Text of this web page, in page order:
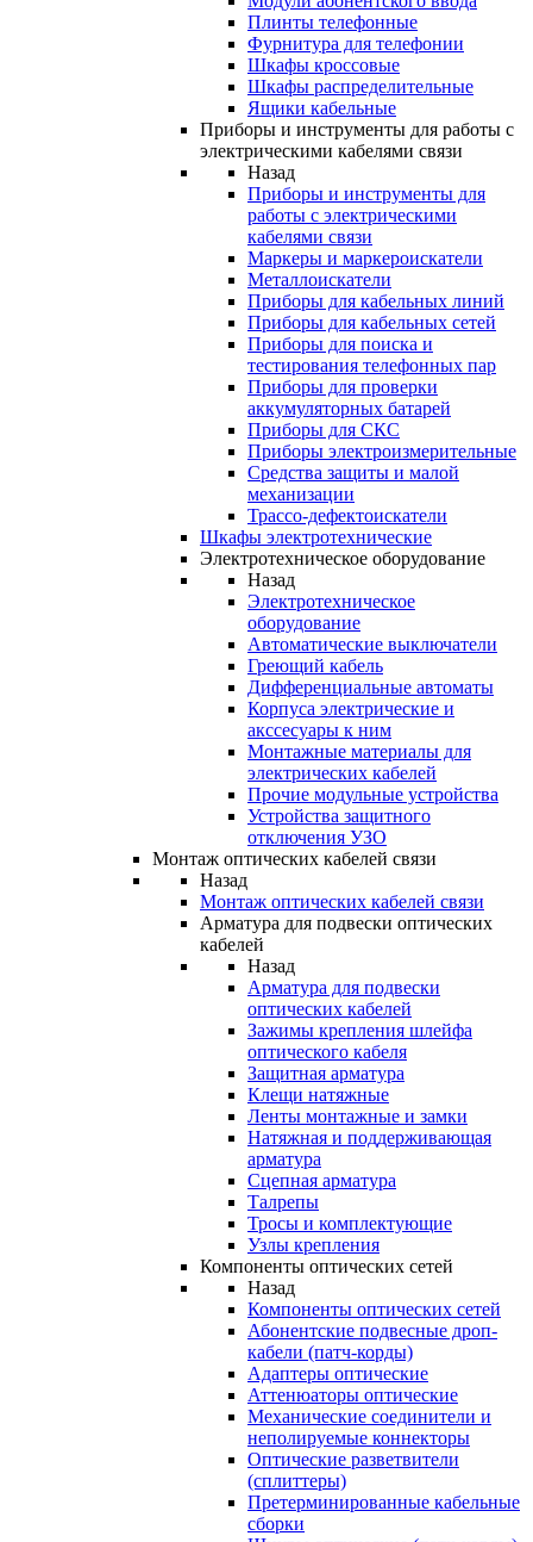
Плинты телефонные
Фурнитура для телефонии
Шкафы кроссовые
Шкафы распределительные
Ящики кабельные
Приборы и инструменты для работы с
электрическими кабелями связи
Назад
Приборы и инструменты для
работы с электрическими
кабелями связи
Маркеры и маркероискатели
Металлоискатели
Приборы для кабельных линий
Приборы для кабельных сетей
Приборы для поиска и
тестирования телефонных пар
Приборы для проверки
аккумуляторных батарей
Приборы для СКС
Приборы электроизмерительные
Средства защиты и малой
механизации
Трассо-дефектоискатели
Шкафы электротехнические
Электротехническое оборудование
Назад
Электротехническое
оборудование
Автоматические выключатели
Греющий кабель
Дифференциальные автоматы
Корпуса электрические и
акссесуары к ним
Монтажные материалы для
электрических кабелей
Прочие модульные устройства
Устройства защитного
отключения УЗО
Монтаж оптических кабелей связи
Назад
Монтаж оптических кабелей связи
Арматура для подвески оптических
кабелей
Назад
Арматура для подвески
оптических кабелей
Зажимы крепления шлейфа
оптического кабеля
Защитная арматура
Клещи натяжные
Ленты монтажные и замки
Натяжная и поддерживающая
арматура
Сцепная арматура
Талрепы
Тросы и комплектующие
Узлы крепления
Компоненты оптических сетей
Назад
Компоненты оптических сетей
Абонентские подвесные дроп-
кабели (патч-корды)
Адаптеры оптические
Аттенюаторы оптические
Механические соединители и
неполируемые коннекторы
Оптические разветвители
(сплиттеры)
Претерминированные кабельные
сборки